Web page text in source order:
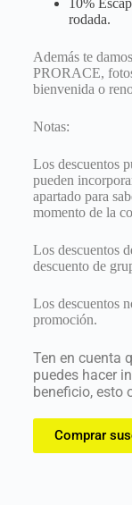
10%
rodada.
Además te
PRORACE,
bienvenida o
Notas:
Los descuentos
pueden
apartado para
momento de la
Los descuentos
descuento de
Los descuentos
promoción.
Ten en cuenta
puedes hacer
beneficio, esto
Comprar